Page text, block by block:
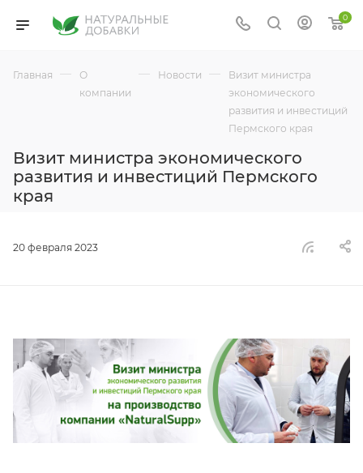
0
Главная —
О
компании
— Новости —
Визит министра
экономического
развития и инвестиций
Пермского края
Визит министра экономического
развития и инвестиций Пермского
края
20 февраля 2023